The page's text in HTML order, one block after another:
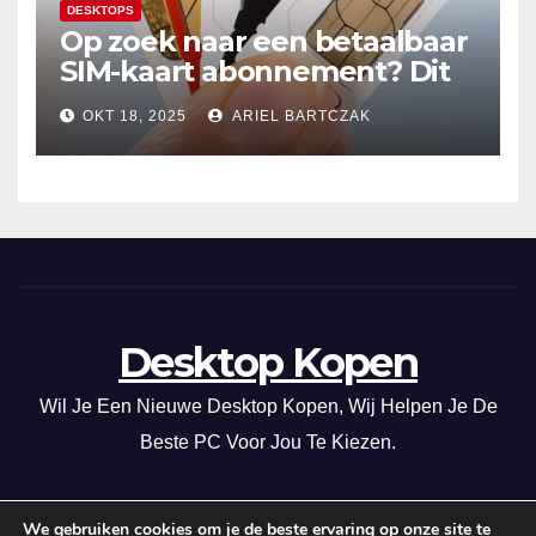
DESKTOPS
Op zoek naar een betaalbaar
SIM-kaart abonnement? Dit
20GB data-abonnement is
super voordelig in Nederland
en de EU!
OKT 18, 2025 ARIEL BARTCZAK
Desktop Kopen
Wil Je Een Nieuwe Desktop Kopen, Wij Helpen Je De
Beste PC Voor Jou Te Kiezen.
We gebruiken cookies om je de beste ervaring op onze site te